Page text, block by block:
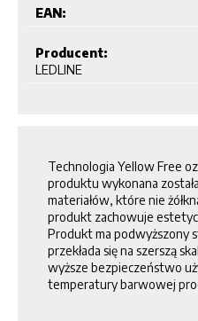
EAN:
Producent:
LEDLINE
Technologia Yellow Free
produktu wykonana
materiałów, które nie
produkt zachowuje
Produkt ma podwyższony
przekłada się na szerszą
wyższe bezpieczeństwo
temperatury barwowej